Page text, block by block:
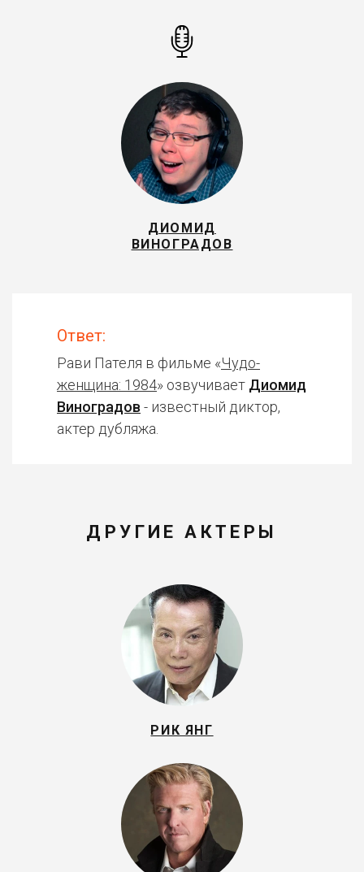
ДИОМИД
ВИНОГРАДОВ
Ответ:
Рави Пателя в фильме «Чудо-
женщина: 1984» озвучивает Диомид
Виноградов - известный диктор,
актер дубляжа.
ДРУГИЕ АКТЕРЫ
РИК ЯНГ